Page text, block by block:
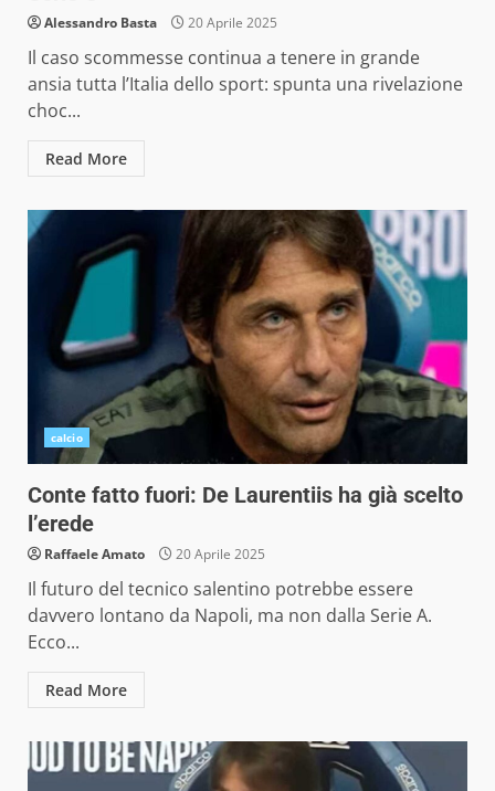
Alessandro Basta 20 Aprile 2025
Il caso scommesse continua a tenere in grande
ansia tutta l’Italia dello sport: spunta una rivelazione
choc...
Read More
calcio
Conte fatto fuori: De Laurentiis ha già scelto
l’erede
Raffaele Amato 20 Aprile 2025
Il futuro del tecnico salentino potrebbe essere
davvero lontano da Napoli, ma non dalla Serie A.
Ecco...
Read More